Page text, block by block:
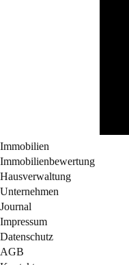
Immobilien
Immobilienbewertung
Hausverwaltung
Unternehmen
Journal
Impressum
Datenschutz
AGB